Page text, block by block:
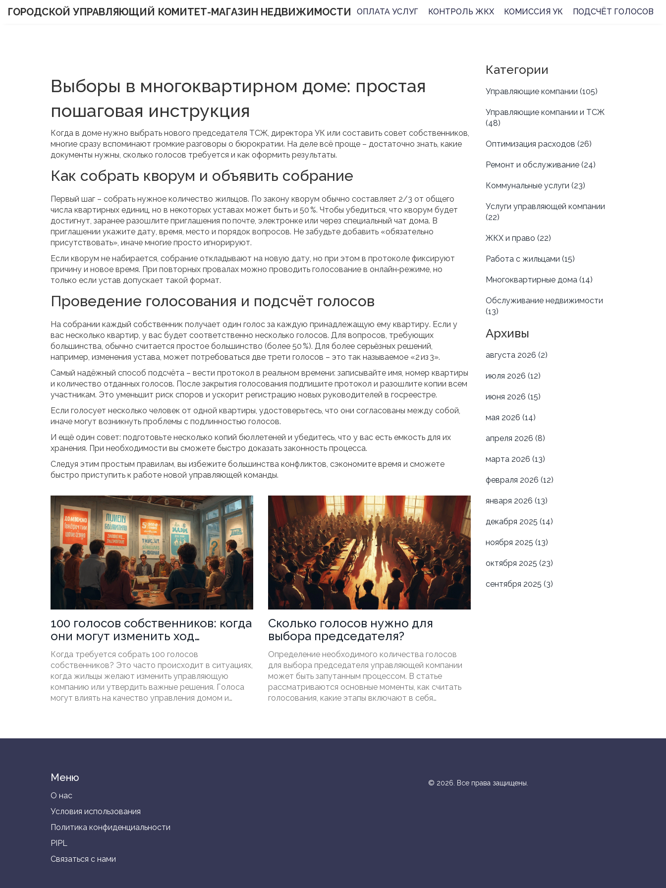
ГОРОДСКОЙ УПРАВЛЯЮЩИЙ КОМИТЕТ-МАГАЗИН НЕДВИЖИМОСТИ ОПЛАТА УСЛУГ КОНТРОЛЬ ЖКХ КОМИССИЯ УК ПОДСЧЁТ ГОЛОСОВ
Выборы в многоквартирном доме: простая
пошаговая инструкция
Когда в доме нужно выбрать нового председателя ТСЖ, директора УК или составить совет собственников,
многие сразу вспоминают громкие разговоры о бюрократии. На деле всё проще – достаточно знать, какие
документы нужны, сколько голосов требуется и как оформить результаты.
Как собрать кворум и объявить собрание
Первый шаг – собрать нужное количество жильцов. По закону кворум обычно составляет 2/3 от общего
числа квартирных единиц, но в некоторых уставах может быть и 50 %. Чтобы убедиться, что кворум будет
достигнут, заранее разошлите приглашения по почте, электронке или через специальный чат дома. В
приглашении укажите дату, время, место и порядок вопросов. Не забудьте добавить «обязательно
присутствовать», иначе многие просто игнорируют.
Если кворум не набирается, собрание откладывают на новую дату, но при этом в протоколе фиксируют
причину и новое время. При повторных провалах можно проводить голосование в онлайн‑режиме, но
только если устав допускает такой формат.
Проведение голосования и подсчёт голосов
На собрании каждый собственник получает один голос за каждую принадлежащую ему квартиру. Если у
вас несколько квартир, у вас будет соответственно несколько голосов. Для вопросов, требующих
большинства, обычно считается простое большинство (более 50 %). Для более серьёзных решений,
например, изменения устава, может потребоваться две трети голосов – это так называемое «2 из 3».
Самый надёжный способ подсчёта – вести протокол в реальном времени: записывайте имя, номер квартиры
и количество отданных голосов. После закрытия голосования подпишите протокол и разошлите копии всем
участникам. Это уменьшит риск споров и ускорит регистрацию новых руководителей в госреестре.
Если голосует несколько человек от одной квартиры, удостоверьтесь, что они согласованы между собой,
иначе могут возникнуть проблемы с подлинностью голосов.
И ещё один совет: подготовьте несколько копий бюллетеней и убедитесь, что у вас есть емкость для их
хранения. При необходимости вы сможете быстро доказать законность процесса.
Следуя этим простым правилам, вы избежите большинства конфликтов, сэкономите время и сможете
быстро приступить к работе новой управляющей команды.
100 голосов собственников: когда
они могут изменить ход
событий?
Когда требуется собрать 100 голосов
собственников? Это часто происходит в ситуациях,
когда жильцы желают изменить управляющую
компанию или утвердить важные решения. Голоса
могут влиять на качество управления домом и
Сколько голосов нужно для
выбора председателя?
Определение необходимого количества голосов
для выбора председателя управляющей компании
может быть запутанным процессом. В статье
рассматриваются основные моменты, как считать
голосования, какие этапы включают в себя
Категории
Управляющие компании (105)
Управляющие компании и ТСЖ
(48)
Оптимизация расходов (26)
Ремонт и обслуживание (24)
Коммунальные услуги (23)
Услуги управляющей компании
(22)
ЖКХ и право (22)
Работа с жильцами (15)
Многоквартирные дома (14)
Обслуживание недвижимости
(13)
Архивы
августа 2026 (2)
июля 2026 (12)
июня 2026 (15)
мая 2026 (14)
апреля 2026 (8)
марта 2026 (13)
февраля 2026 (12)
января 2026 (13)
декабря 2025 (14)
ноября 2025 (13)
октября 2025 (23)
сентября 2025 (3)
Меню
О нас
Условия использования
Политика конфиденциальности
PIPL
Связаться с нами
© 2026. Все права защищены.